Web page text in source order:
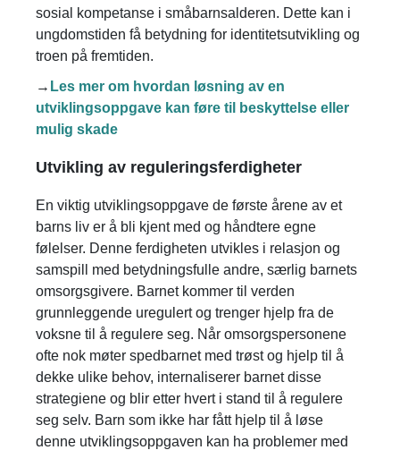
sosial kompetanse i småbarnsalderen. Dette kan i
ungdomstiden få betydning for identitetsutvikling og
troen på fremtiden.
→ Les mer om hvordan løsning av en
utviklingsoppgave kan føre til beskyttelse eller
mulig skade
Utvikling av reguleringsferdigheter
En viktig utviklingsoppgave de første årene av et
barns liv er å bli kjent med og håndtere egne
følelser. Denne ferdigheten utvikles i relasjon og
samspill med betydningsfulle andre, særlig barnets
omsorgsgivere. Barnet kommer til verden
grunnleggende uregulert og trenger hjelp fra de
voksne til å regulere seg. Når omsorgspersonene
ofte nok møter spedbarnet med trøst og hjelp til å
dekke ulike behov, internaliserer barnet disse
strategiene og blir etter hvert i stand til å regulere
seg selv. Barn som ikke har fått hjelp til å løse
denne utviklingsoppgaven kan ha problemer med